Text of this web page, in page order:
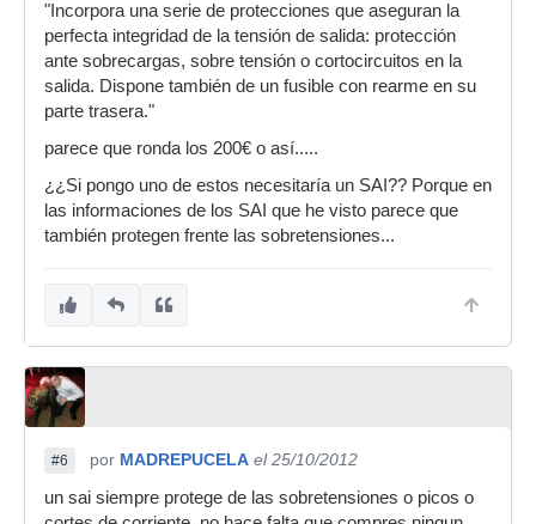
"Incorpora una serie de protecciones que aseguran la
perfecta integridad de la tensión de salida: protección
ante sobrecargas, sobre tensión o cortocircuitos en la
salida. Dispone también de un fusible con rearme en su
parte trasera."
parece que ronda los 200€ o así.....
¿¿Si pongo uno de estos necesitaría un SAI?? Porque en
las informaciones de los SAI que he visto parece que
también protegen frente las sobretensiones...
#6 por MADREPUCELA el 25/10/2012
un sai siempre protege de las sobretensiones o picos o